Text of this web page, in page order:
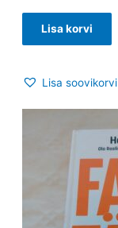
Lisa korvi
Lisa soovikorvi